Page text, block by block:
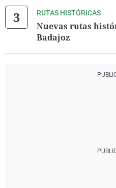
RUTAS HISTÓRICAS
Nuevas rutas
Badajoz